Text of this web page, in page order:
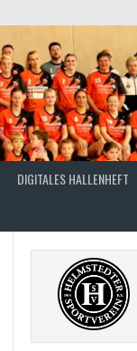
DIGITALES HALLENHEFT